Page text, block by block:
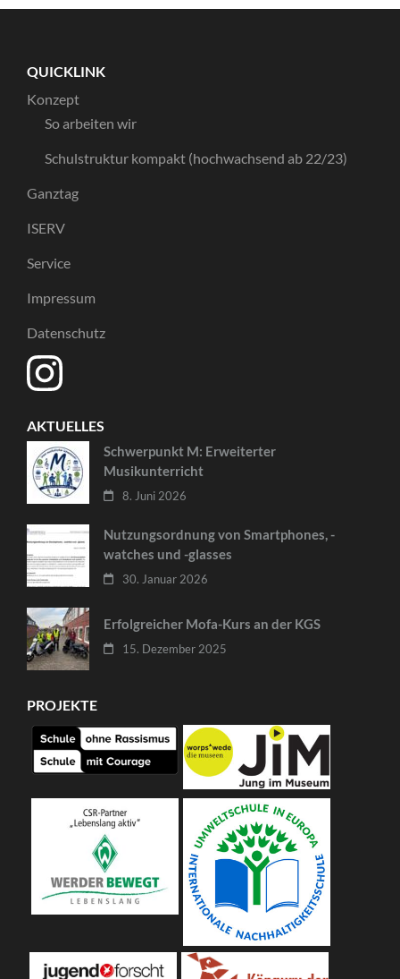
QUICKLINK
Konzept
So arbeiten wir
Schulstruktur kompakt (hochwachsend ab 22/23)
Ganztag
ISERV
Service
Impressum
Datenschutz
AKTUELLES
Schwerpunkt M: Erweiterter
Musikunterricht
8. Juni 2026
Nutzungsordnung von Smartphones, -
watches und -glasses
30. Januar 2026
Erfolgreicher Mofa-Kurs an der KGS
15. Dezember 2025
PROJEKTE